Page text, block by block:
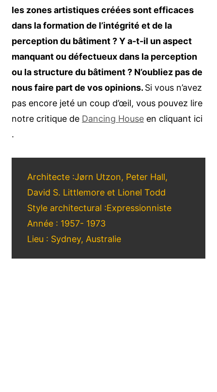
les zones artistiques créées sont efficaces
dans la formation de l’intégrité et de la
perception du bâtiment ? Y a-t-il un aspect
manquant ou défectueux dans la perception
ou la structure du bâtiment ? N’oubliez pas de
nous faire part de vos opinions. Si vous n’avez
pas encore jeté un coup d’œil, vous pouvez lire
notre critique de Dancing House en cliquant ici
.
Architecte :Jørn Utzon, Peter Hall,
David S. Littlemore et Lionel Todd
Style architectural :Expressionniste
Année : 1957- 1973
Lieu : Sydney, Australie